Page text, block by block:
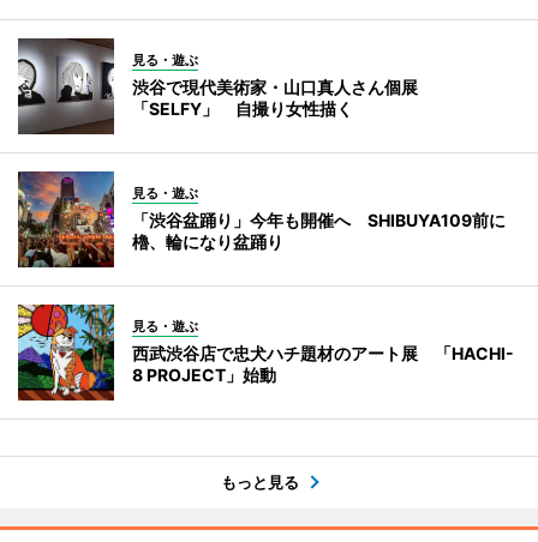
見る・遊ぶ
渋谷で現代美術家・山口真人さん個展
「SELFY」 自撮り女性描く
見る・遊ぶ
「渋谷盆踊り」今年も開催へ SHIBUYA109前に
櫓、輪になり盆踊り
見る・遊ぶ
西武渋谷店で忠犬ハチ題材のアート展 「HACHI-
8 PROJECT」始動
もっと見る